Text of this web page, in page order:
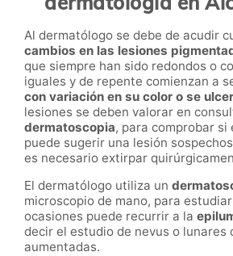
Al dermatólogo se debe de acudir
cambios en las lesiones
que siempre han sido redondos o
iguales y de repente comienzan a
con variación en su color o se
lesiones se deben valorar en
dermatoscopia, para comprobar si
puede sugerir una lesión
es necesario extirpar
El dermatólogo utiliza un
microscopio de mano, para
ocasiones puede recurrir a la
decir el estudio de nevus o lunares
aumentadas.